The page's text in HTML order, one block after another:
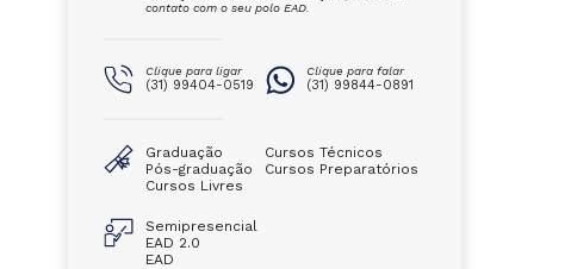
contato com o seu polo EAD.
Clique para ligar
(31) 99404-0519
Clique para falar
(31) 99844-0891
Graduação
Pós-graduação
Cursos Livres
Cursos Técnicos
Cursos Preparatórios
Semipresencial
EAD 2.0
EAD